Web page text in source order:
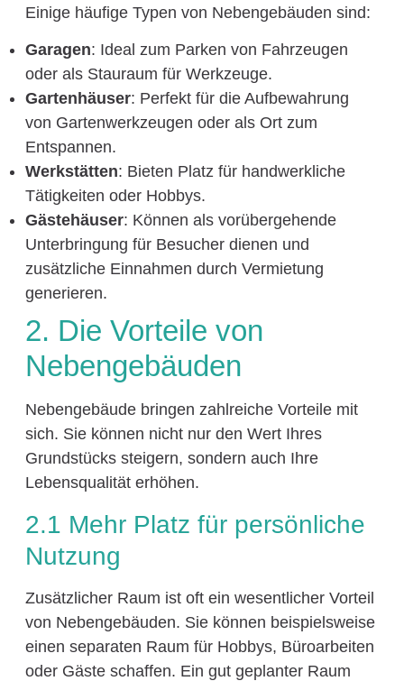
Einige häufige Typen von Nebengebäuden sind:
Garagen: Ideal zum Parken von Fahrzeugen
oder als Stauraum für Werkzeuge.
Gartenhäuser: Perfekt für die Aufbewahrung
von Gartenwerkzeugen oder als Ort zum
Entspannen.
Werkstätten: Bieten Platz für handwerkliche
Tätigkeiten oder Hobbys.
Gästehäuser: Können als vorübergehende
Unterbringung für Besucher dienen und
zusätzliche Einnahmen durch Vermietung
generieren.
2. Die Vorteile von
Nebengebäuden
Nebengebäude bringen zahlreiche Vorteile mit
sich. Sie können nicht nur den Wert Ihres
Grundstücks steigern, sondern auch Ihre
Lebensqualität erhöhen.
2.1 Mehr Platz für persönliche
Nutzung
Zusätzlicher Raum ist oft ein wesentlicher Vorteil
von Nebengebäuden. Sie können beispielsweise
einen separaten Raum für Hobbys, Büroarbeiten
oder Gäste schaffen. Ein gut geplanter Raum